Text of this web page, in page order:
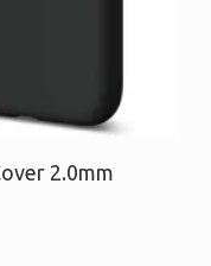
2.0mm